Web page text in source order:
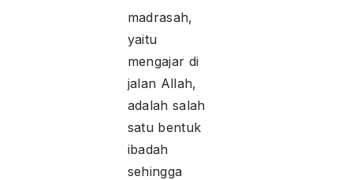
madrasah,
yaitu
mengajar di
jalan Allah,
adalah salah
satu bentuk
ibadah
sehingga